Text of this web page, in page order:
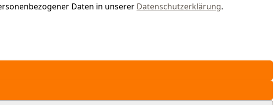
Daten in unserer Datenschutzerklärung.